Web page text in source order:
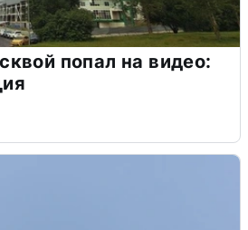
попал на видео: